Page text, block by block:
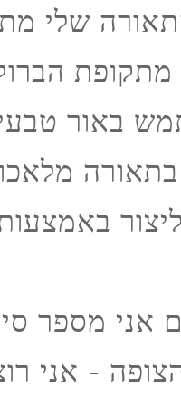
שלי
מתקופת
באור
אני מספר
- אני